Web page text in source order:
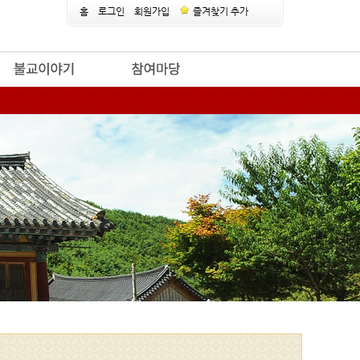
홈 로그인 회원가입 즐겨찾기 추가